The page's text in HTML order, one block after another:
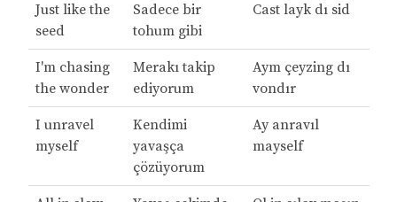
Just like the
seed
Sadece bir
tohum gibi
Cast layk dı sid
I'm chasing
the wonder
Merakı takip
ediyorum
Aym çeyzing dı
vondır
I unravel
myself
Kendimi
yavaşça
çözüyorum
Ay anravıl
mayself